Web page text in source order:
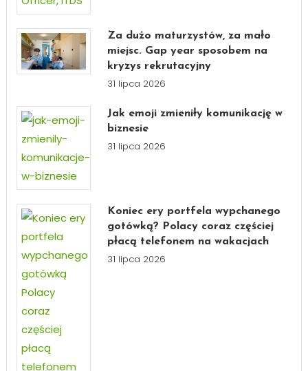
Za dużo maturzystów, za mało
miejsc. Gap year sposobem na
kryzys rekrutacyjny
31 lipca 2026
Jak emoji zmieniły komunikację w
biznesie
31 lipca 2026
Koniec ery portfela wypchanego
gotówką? Polacy coraz częściej
płacą telefonem na wakacjach
31 lipca 2026